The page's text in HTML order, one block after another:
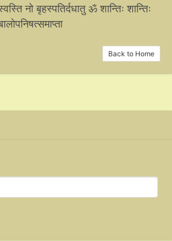
स्वस्ति नो बृहस्पतिर्दधातु ॐ शान्तिः शान्तिः
Back to Home